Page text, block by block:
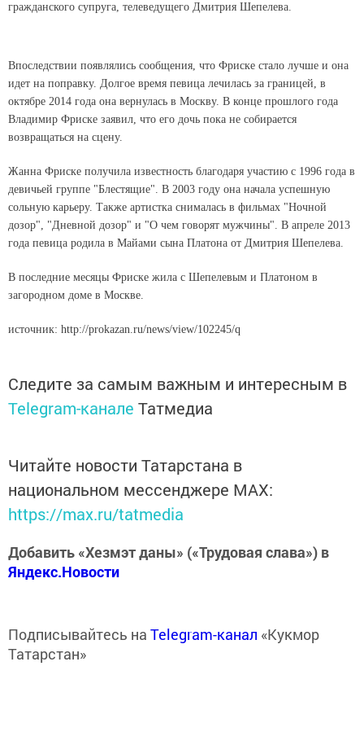
гражданского супруга, телеведущего Дмитрия Шепелева.
Впоследствии появлялись сообщения, что Фриске стало лучше и она
идет на поправку. Долгое время певица лечилась за границей, в
октябре 2014 года она вернулась в Москву. В конце прошлого года
Владимир Фриске заявил, что его дочь пока не собирается
возвращаться на сцену.
Жанна Фриске получила известность благодаря участию с 1996 года в
девичьей группе "Блестящие". В 2003 году она начала успешную
сольную карьеру. Также артистка снималась в фильмах "Ночной
дозор", "Дневной дозор" и "О чем говорят мужчины". В апреле 2013
года певица родила в Майами сына Платона от Дмитрия Шепелева.
В последние месяцы Фриске жила с Шепелевым и Платоном в
загородном доме в Москве.
источник: http://prokazan.ru/news/view/102245/q
Следите за самым важным и интересным в
Telegram-канале Татмедиа
Читайте новости Татарстана в
национальном мессенджере MАХ:
https://max.ru/tatmedia
Добавить «Хезмэт даны» («Трудовая слава») в
Яндекс.Новости
Подписывайтесь на Telegram-канал «Кукмор
Татарстан»